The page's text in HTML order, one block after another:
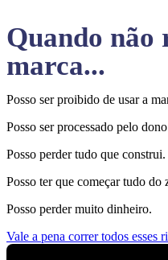
Quando não
marca...
Posso ser proibido de usar a
Posso ser processado pelo
Posso perder tudo que construi.
Posso ter que começar tudo do
Posso perder muito dinheiro.
Vale a pena correr todos esses